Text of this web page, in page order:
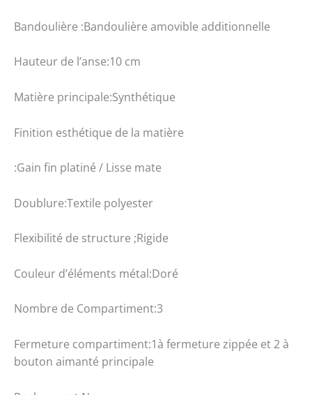
Bandoulière :Bandoulière amovible additionnelle
Hauteur de l’anse:10 cm
Matière principale:Synthétique
Finition esthétique de la matière
:Gain fin platiné / Lisse mate
Doublure:Textile polyester
Flexibilité de structure ;Rigide
Couleur d’éléments métal:Doré
Nombre de Compartiment:3
Fermeture compartiment:1à fermeture zippée et 2 à
bouton aimanté principale